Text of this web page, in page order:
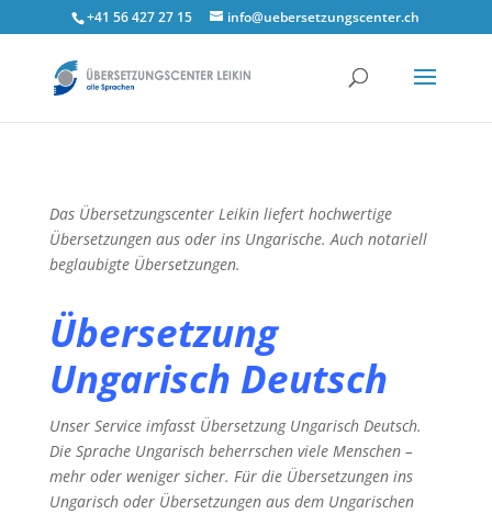
+41 56 427 27 15 info@uebersetzungscenter.ch
Das Übersetzungscenter Leikin liefert hochwertige
Übersetzungen aus oder ins Ungarische. Auch notariell
beglaubigte Übersetzungen.
Übersetzung
Ungarisch Deutsch
Unser Service imfasst Übersetzung Ungarisch Deutsch.
Die Sprache Ungarisch beherrschen viele Menschen –
mehr oder weniger sicher. Für die Übersetzungen ins
Ungarisch oder Übersetzungen aus dem Ungarischen